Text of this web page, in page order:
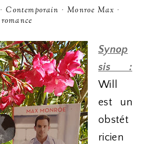
· Contemporain · Monroe Max ·
romance
Synop
sis :
Will
est un
obstét
ricien